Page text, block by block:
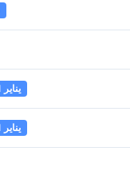
يناير 31, 2023
يناير 31, 2023